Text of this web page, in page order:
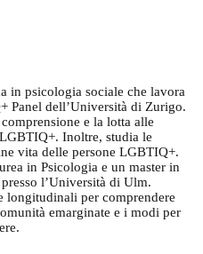
in psicologia sociale che lavora
Panel dell’Università di Zurigo.
e la lotta alle
Inoltre, studia le
vita delle persone LGBTIQ+.
in Psicologia e un master in
l’Università di Ulm.
longitudinali per comprendere
emarginate e i modi per